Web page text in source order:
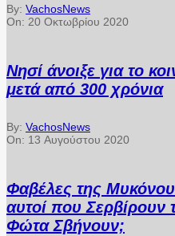
By: VachosNews
On: 20 Οκτωβρίου 2020
Νησί άνοιξε για το
μετά από 300 χρόνια
By: VachosNews
On: 13 Αυγούστου 2020
Φαβέλες της
αυτοί που Σερβίρουν
Φώτα Σβήνουν;